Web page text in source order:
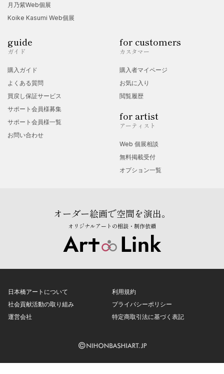
月乃紫Web個展
Koike Kasumi Web個展
guide
ガイド
購入ガイド
よくある質問
買戻し保証サービス
サポート会員様募集
サポート会員様一覧
お問い合わせ
for customers
カスタマー
購入者マイページ
お気に入り
閲覧履歴
for artist
アーティスト
Web 個展相談
無料掲載受付
オプション一覧
オーダー絵画で空間を演出。
オリジナルアートの相談・制作依頼
日本橋アートについて
社会貢献活動の取り組み
運営会社
利用規約
プライバシーポリシー
特定商取引法に基づく表記